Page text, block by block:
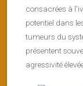
consacrées à
potentiel dans
tumeurs du
présentent
agressivité